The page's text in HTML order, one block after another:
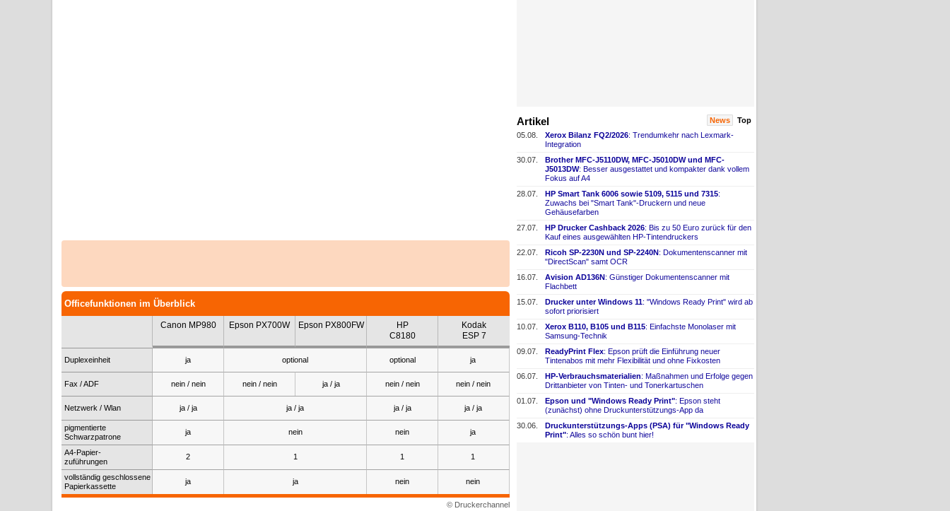
Officefunktionen im Überblick
Canon MP980 Epson PX700W Epson PX800FW
HP
C8180
Kodak
ESP 7
Duplexeinheit ja optional optional ja
Fax / ADF nein / nein nein / nein ja / ja nein / nein nein / nein
Netzwerk / Wlan ja / ja ja / ja ja / ja ja / ja
pigmentierte
Schwarzpatrone
ja nein nein ja
A4-Papier-
zuführungen
2 1 1 1
vollständig geschlossene
Papierkassette
ja ja nein nein
© Druckerchannel
Artikel News
Top
05.08.
Xerox Bilanz FQ2/2026: Trendumkehr nach Lexmark-
Integration
30.07.
Brother MFC-​J5110DW, MFC-​J5010DW und MFC-
J5013DW: Besser ausgestattet und kompakter dank vollem
Fokus auf A4
28.07.
HP Smart Tank 6006 sowie 5109, 5115 und 7315:
Zuwachs bei "Smart Tank"-​Druckern und neue
Gehäusefarben
27.07.
HP Drucker Cashback 2026: Bis zu 50 Euro zurück für den
Kauf eines ausgewählten HP-​Tintendruckers
22.07.
Ricoh SP-​2230N und SP-​2240N: Dokumentenscanner mit
"DirectScan" samt OCR
16.07.
Avision AD136N: Günstiger Dokumentenscanner mit
Flachbett
15.07.
Drucker unter Windows 11: "Windows Ready Print" wird ab
sofort priorisiert
10.07.
Xerox B110, B105 und B115: Einfachste Monolaser mit
Samsung-​Technik
09.07.
ReadyPrint Flex: Epson prüft die Einführung neuer
Tintenabos mit mehr Flexibilität und ohne Fixkosten
06.07.
HP-​Verbrauchsmaterialien: Maßnahmen und Erfolge gegen
Drittanbieter von Tinten- ​ und Tonerkartuschen
01.07.
Epson und "Windows Ready Print": Epson steht
(zunächst) ohne Druckunterstützungs-​App da
30.06.
Druckunterstützungs-​Apps (PSA) für "Windows Ready
Print": Alles so schön bunt hier!